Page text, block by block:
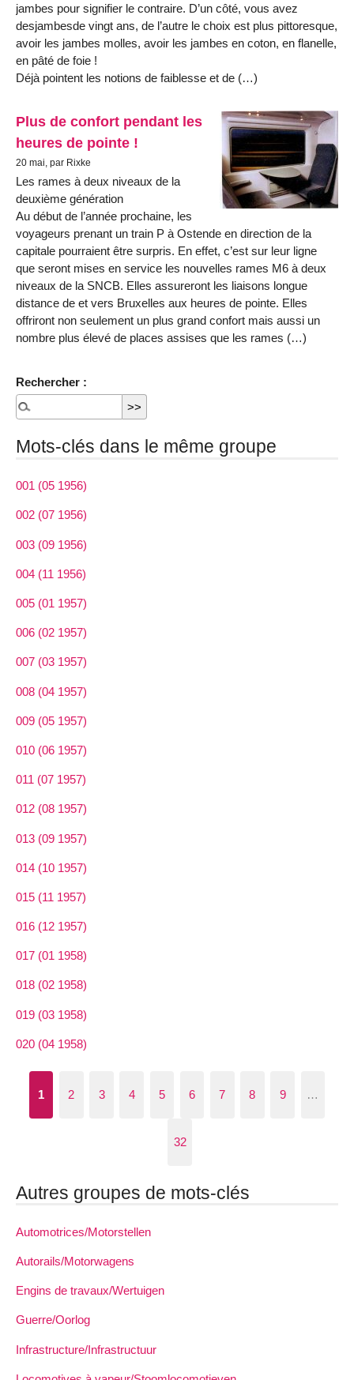
jambes pour signifier le contraire. D’un côté, vous avez
desjambesde vingt ans, de l’autre le choix est plus pittoresque,
avoir les jambes molles, avoir les jambes en coton, en flanelle,
en pâté de foie !
Déjà pointent les notions de faiblesse et de (…)
Plus de confort pendant les
heures de pointe !
20 mai, par Rixke
Les rames à deux niveaux de la
deuxième génération
Au début de l’année prochaine, les
voyageurs prenant un train P à Ostende en direction de la
capitale pourraient être surpris. En effet, c’est sur leur ligne
que seront mises en service les nouvelles rames M6 à deux
niveaux de la SNCB. Elles assureront les liaisons longue
distance de et vers Bruxelles aux heures de pointe. Elles
offriront non seulement un plus grand confort mais aussi un
nombre plus élevé de places assises que les rames (…)
Rechercher :
Mots-clés dans le même groupe
001 (05 1956)
002 (07 1956)
003 (09 1956)
004 (11 1956)
005 (01 1957)
006 (02 1957)
007 (03 1957)
008 (04 1957)
009 (05 1957)
010 (06 1957)
011 (07 1957)
012 (08 1957)
013 (09 1957)
014 (10 1957)
015 (11 1957)
016 (12 1957)
017 (01 1958)
018 (02 1958)
019 (03 1958)
020 (04 1958)
1 2 3 4 5 6 7 8 9 …
32
Autres groupes de mots-clés
Automotrices/Motorstellen
Autorails/Motorwagens
Engins de travaux/Wertuigen
Guerre/Oorlog
Infrastructure/Infrastructuur